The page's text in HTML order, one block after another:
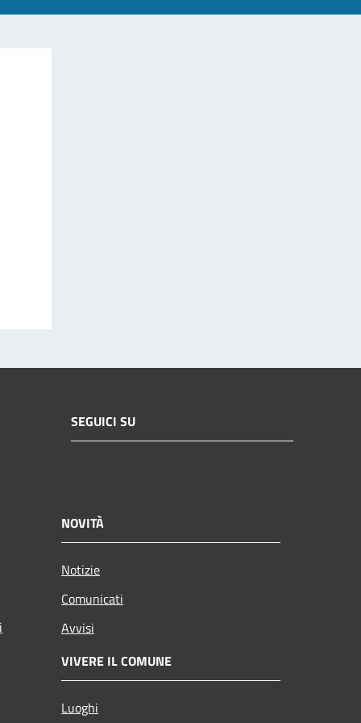
SEGUICI SU
NOVITÀ
Notizie
Comunicati
Avvisi
VIVERE IL COMUNE
Luoghi